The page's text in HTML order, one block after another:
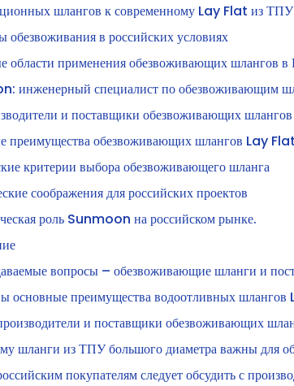
шлангов к современному Lay Flat из
обезвоживания в российских условиях
области применения обезвоживающих шлангов в
инженерный специалист по обезвоживающим
и поставщики обезвоживающих
преимущества обезвоживающих шлангов Lay
критерии выбора обезвоживающего шланга
соображения для российских проектов
роль Sunmoon на российском рынке.
вопросы – обезвоживающие шланги и
основные преимущества водоотливных
и поставщики обезвоживающих
шланги из ТПУ большого диаметра важны для
покупателям следует обсудить с